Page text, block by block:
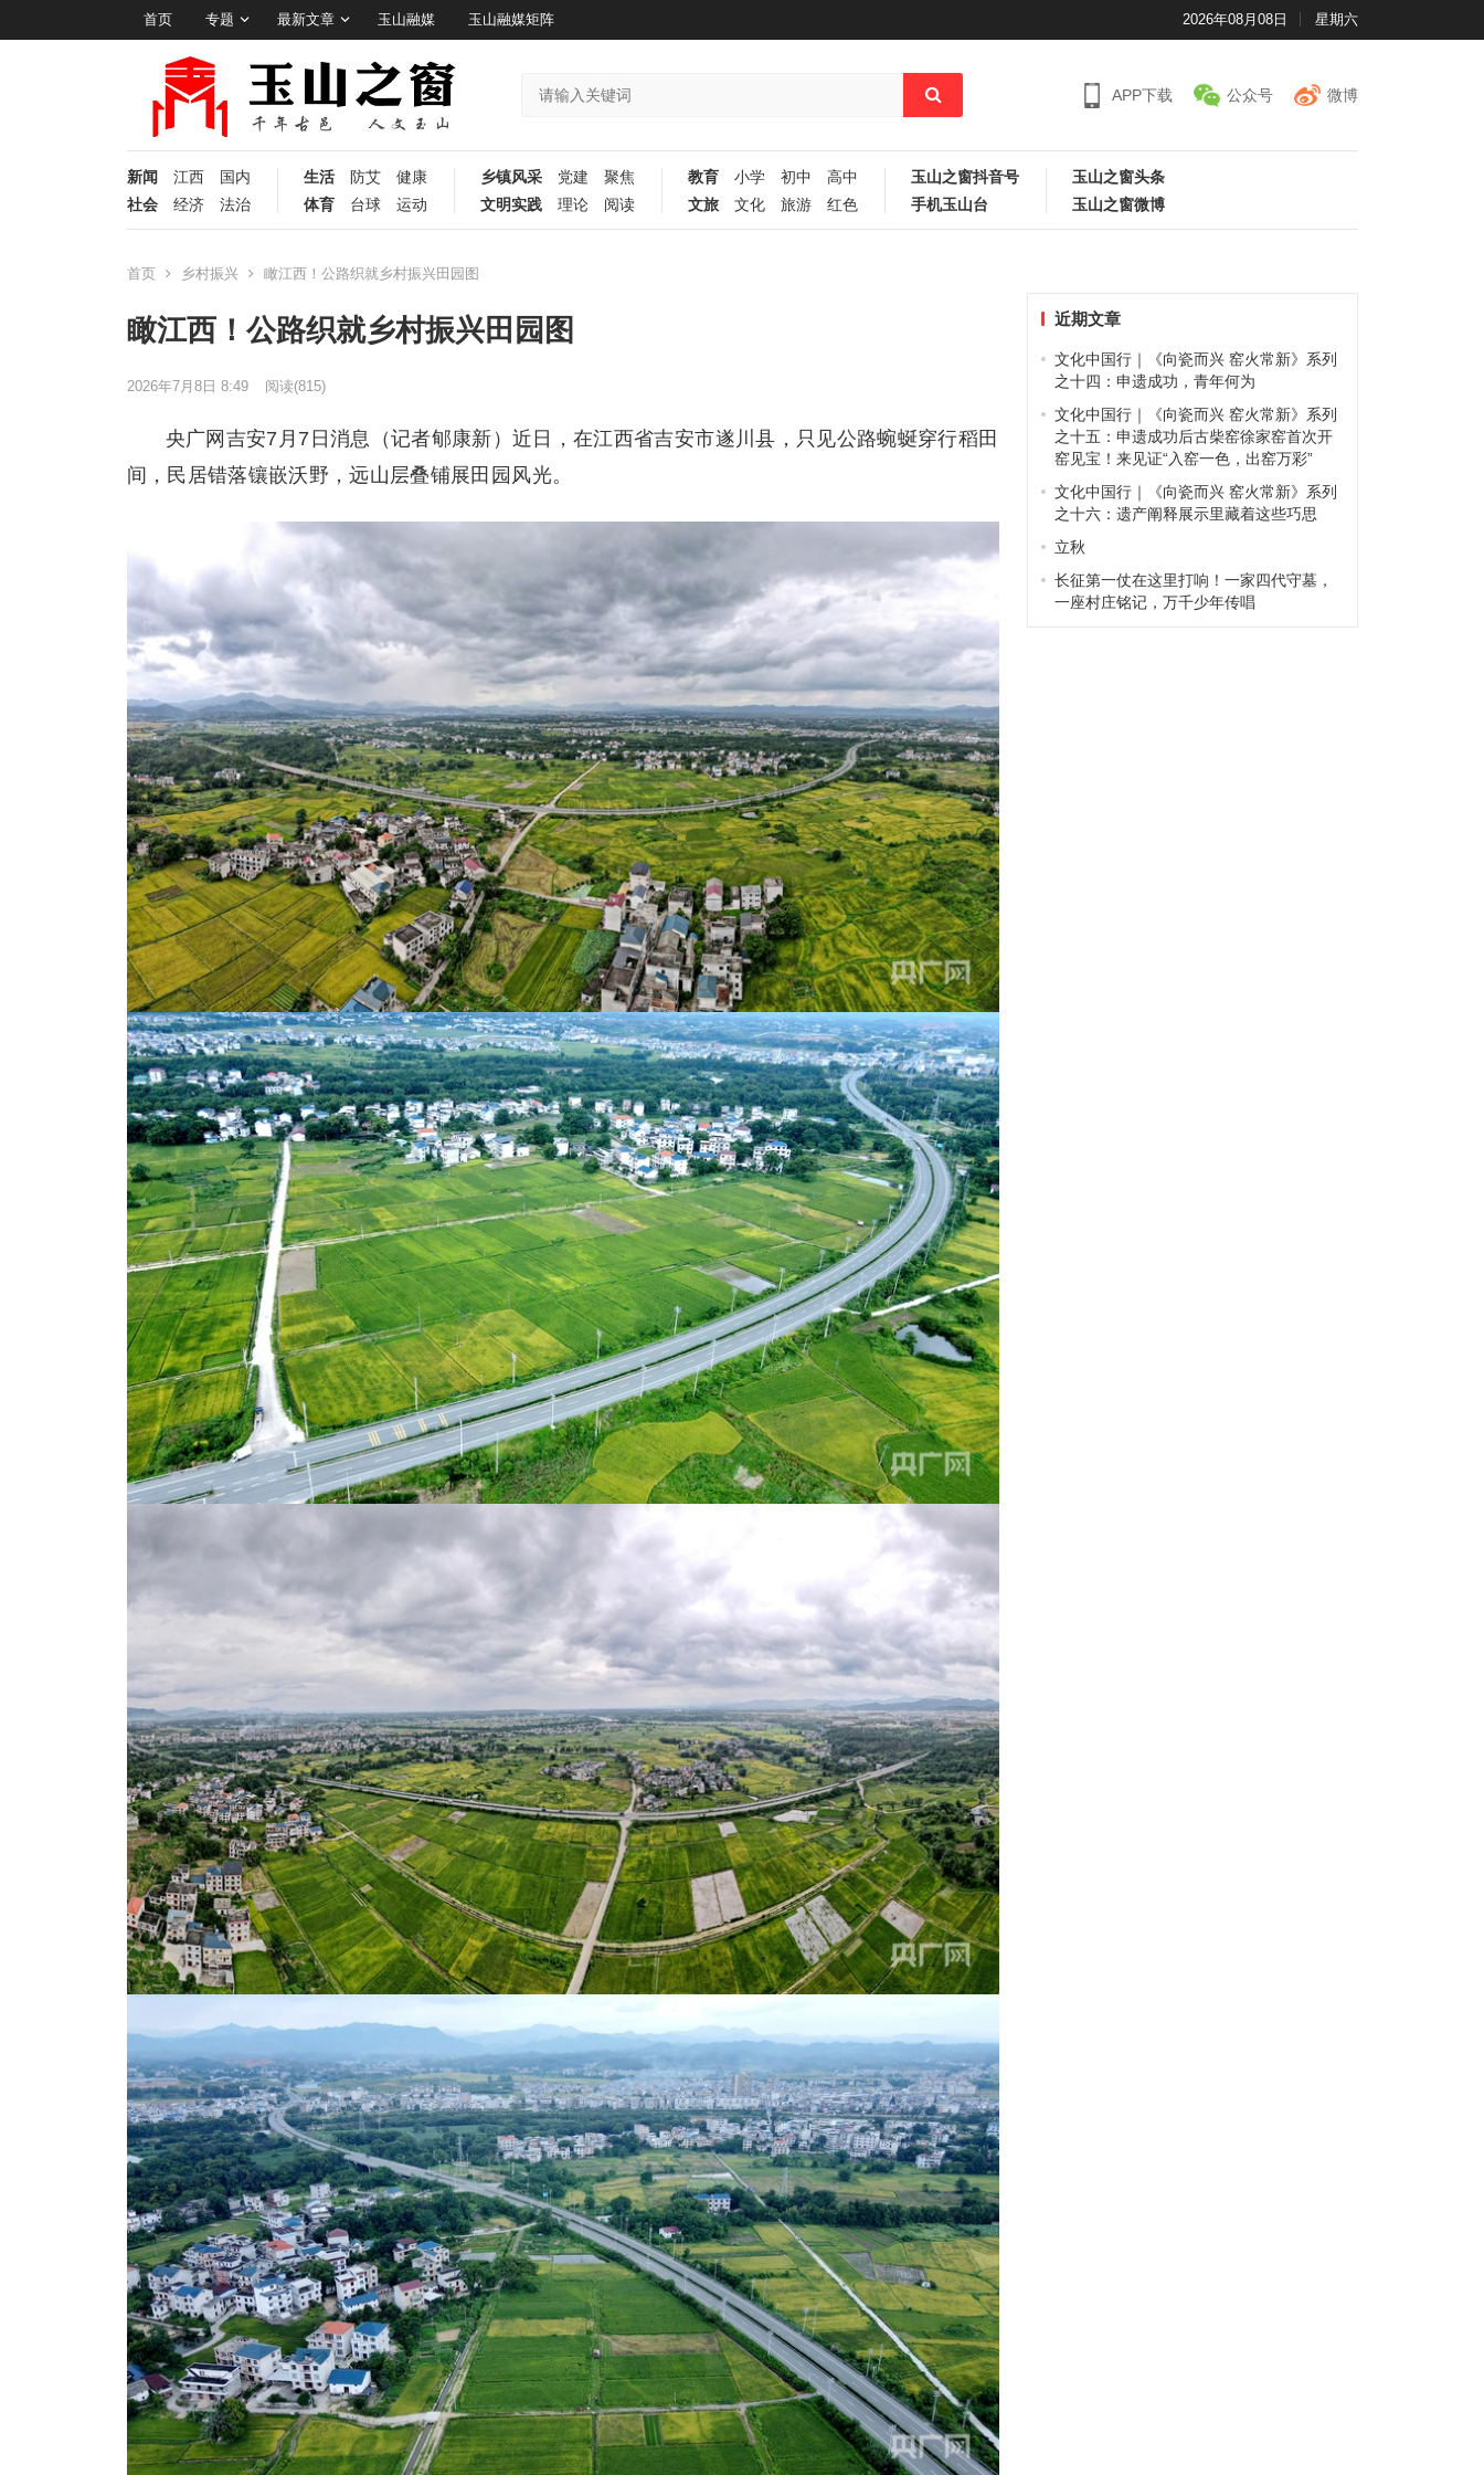
首页 专题 最新文章 玉山融媒 玉山融媒矩阵 2026年08月08日 星期六
APP下载 公众号 微博
新闻 江西
国内
社会
经济 法治
生活 防艾
健康
体育
台球 运动
乡镇风采 党建
聚焦
文明实践
理论 阅读
教育 小学 初中
高中
文旅
文化 旅游 红色
玉山之窗抖音号
手机玉山台
玉山之窗头条
玉山之窗微博
首页 乡村振兴 瞰江西！公路织就乡村振兴田园图
瞰江西！公路织就乡村振兴田园图
2026年7月8日 8:49 阅读(815)
央广网吉安7月7日消息（记者郇康新）近日，在江西省吉安市遂川县，只见公路蜿蜒穿行稻田
间，民居错落镶嵌沃野，远山层叠铺展田园风光。
近期文章
文化中国行｜《向瓷而兴 窑火常新》系列
之十四：申遗成功，青年何为
文化中国行｜《向瓷而兴 窑火常新》系列
之十五：申遗成功后古柴窑徐家窑首次开
窑见宝！来见证“入窑一色，出窑万彩”
文化中国行｜《向瓷而兴 窑火常新》系列
之十六：遗产阐释展示里藏着这些巧思
立秋
长征第一仗在这里打响！一家四代守墓，
一座村庄铭记，万千少年传唱